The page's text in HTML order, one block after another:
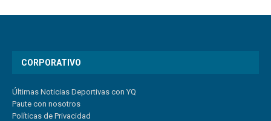
CORPORATIVO
Últimas Noticias Deportivas con YQ
Paute con nosotros
Políticas de Privacidad